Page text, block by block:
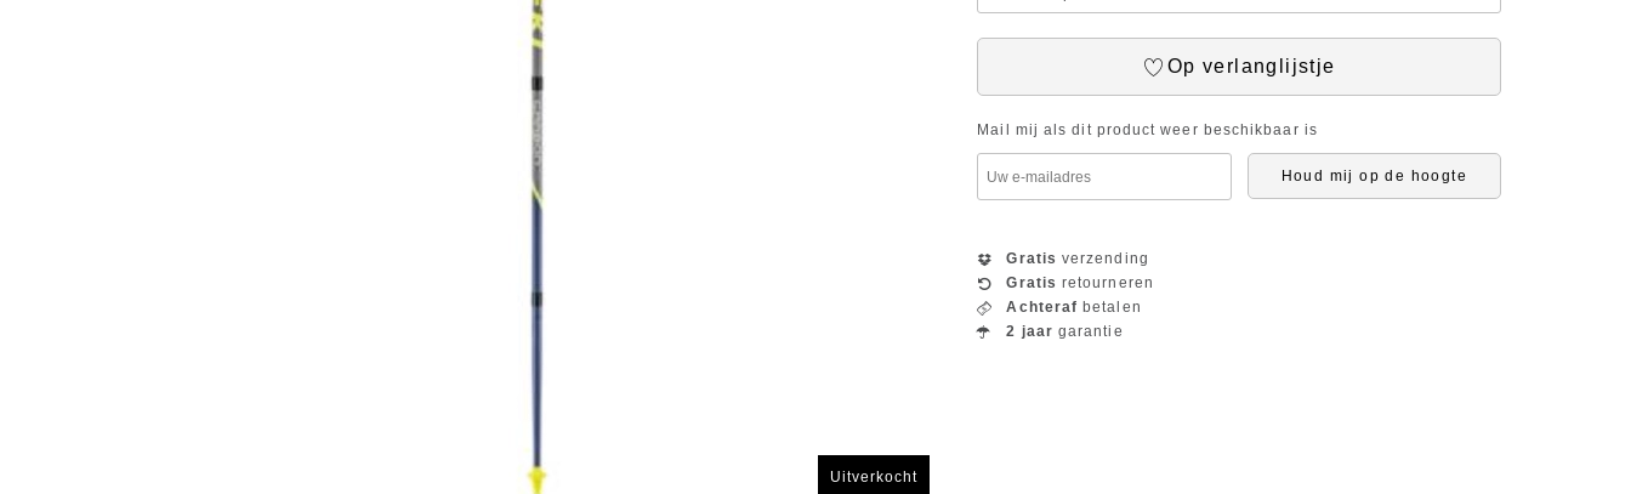
Uitverkocht
Op verlanglijstje
Mail mij als dit product weer beschikbaar is
Houd mij op de hoogte
Gratis verzending
Gratis retourneren
Achteraf betalen
2 jaar garantie